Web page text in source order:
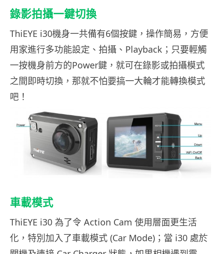
錄影拍攝一鍵切換
ThiEYE i30機身一共備有6個按鍵，操作簡易，方便
用家進行多功能設定、拍攝、Playback；只要輕觸
一按機身前方的Power鍵，就可在錄影或拍攝模式
之間即時切換，那就不怕要搞一大輪才能轉換模式
吧！
車載模式
ThiEYE i30 為了令 Action Cam 使用層面更生活
化，特別加入了車載模式 (Car Mode)；當 i30 處於